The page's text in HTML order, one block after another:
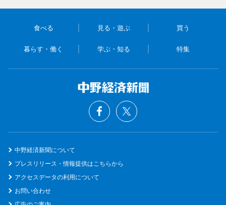
食べる 見る・遊ぶ 買う
暮らす・働く 学ぶ・知る 特集
中野経済新聞について
プレスリリース・情報提供はこちらから
アクセスデータの利用について
お問い合わせ